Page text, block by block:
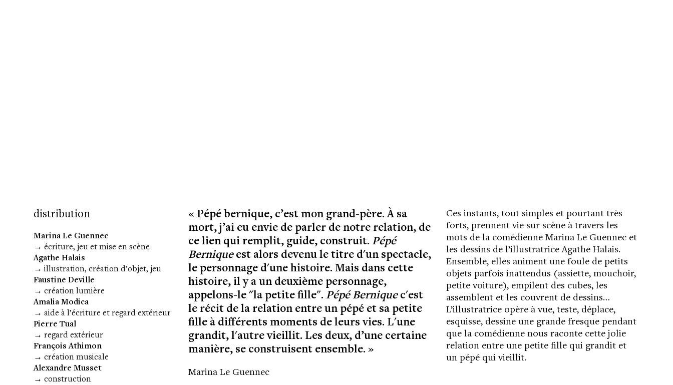
distribution
Marina Le Guennec
→ écriture, jeu et mise en scène
Agathe Halais
→ illustration, création d’objet, jeu
Faustine Deville
→ création lumière
Amalia Modica
→ aide à l’écriture et regard extérieur
Pierre Tual
→ regard extérieur
François Athimon
→ création musicale
Alexandre Musset
→ construction
« Pépé bernique, c’est mon grand-père.Àsa
mort, j’ai eu envie de parler de notre relation, de
ce lien qui remplit, guide, construit. Pépé
Berniqueest alors devenu le titre d'un spectacle,
le personnage d'une histoire. Mais dans cette
histoire, il y a un deuxième personnage,
appelons-le "la petite fille". Pépé Berniquec'est
le récit de la relation entre un pépé et sa petite
fille à différents moments de leurs vies. L'une
grandit, l'autre vieillit. Les deux, d’une certaine
manière, se construisent ensemble. »
Marina Le Guennec
Ces instants, tout simples et pourtant très
forts, prennent vie sur scène à travers les
mots de la comédienne Marina Le Guennec et
les dessins de l’illustratrice Agathe Halais.
Ensemble, elles animent une foule de petits
objets parfois inattendus (assiette, mouchoir,
petite voiture), empilent des cubes, les
assemblent et les couvrent de dessins…
L’illustratrice opère à vue, teste, déplace,
esquisse, dessine une grande fresque pendant
que la comédienne nous raconte cette jolie
relation entre une petite fille qui grandit et
un pépé qui vieillit.